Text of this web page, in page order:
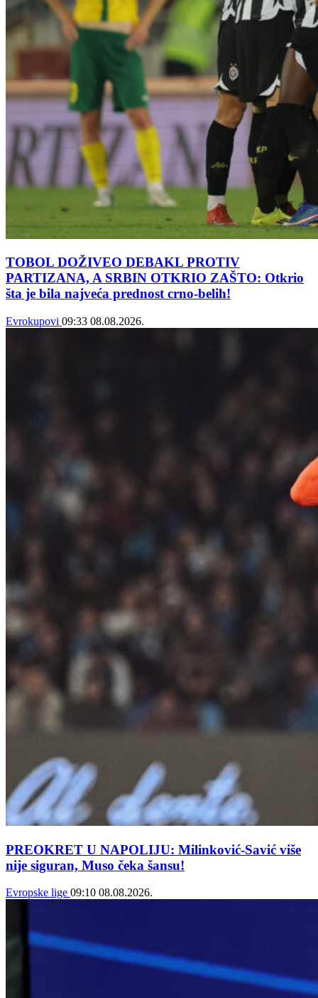
TOBOL DOŽIVEO DEBAKL PROTIV
PARTIZANA, A SRBIN OTKRIO ZAŠTO: Otkrio
šta je bila najveća prednost crno-belih!
Evrokupovi 09:33 08.08.2026.
PREOKRET U NAPOLIJU: Milinković-Savić više
nije siguran, Muso čeka šansu!
Evropske lige 09:10 08.08.2026.